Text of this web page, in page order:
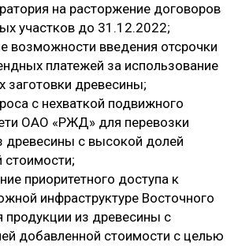
на расторжение договоров
участков до 31.12.2022;
возможности введения отсрочки
платежей за использование
заготовки древесины;
с нехваткой подвижного
ОАО «РЖД» для перевозки
древесины с высокой долей
стоимости;
приоритетного доступа к
инфраструктуре Восточного
продукции из древесины с
добавленной стоимости с целью